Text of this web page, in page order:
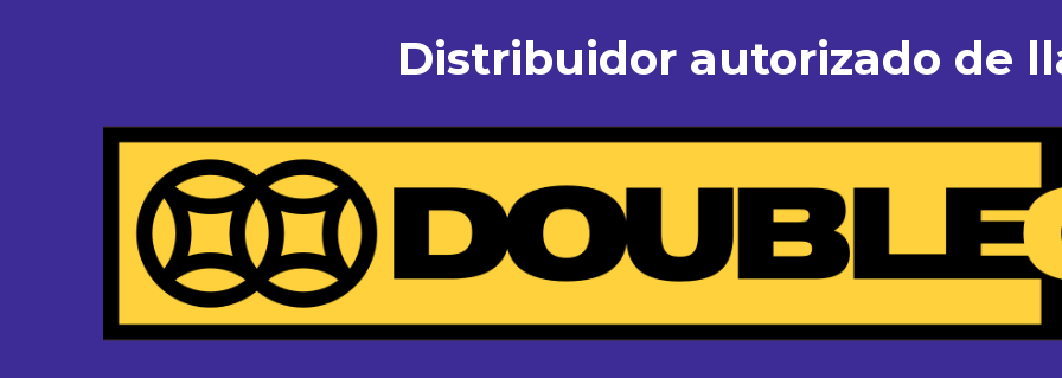
Distribuidor autorizado de